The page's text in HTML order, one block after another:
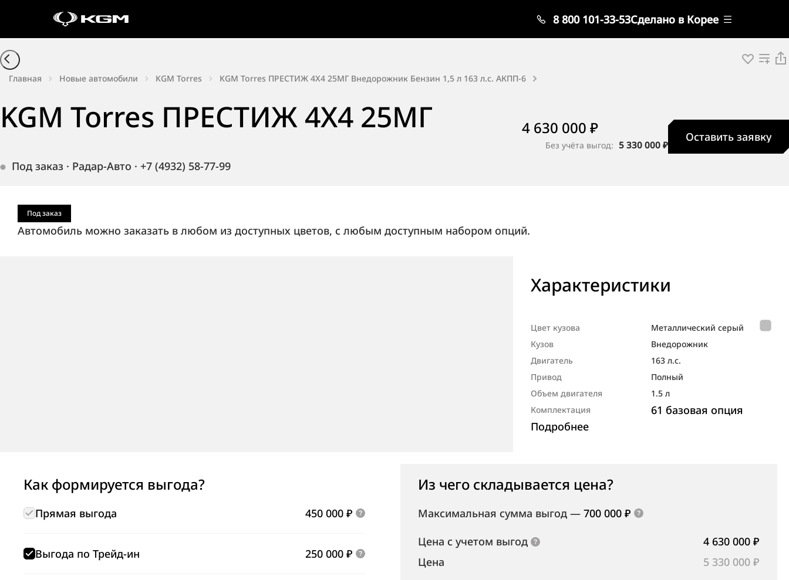
8 800 101-33-53Сделано в Корее
Главная Новые автомобили KGM Torres KGM Torres ПРЕСТИЖ 4X4 25МГ Внедорожник Бензин 1,5 л 163 л.с. АКПП-6
KGM Torres ПРЕСТИЖ 4X4 25МГ
Под заказ · Радар-Авто · +7 (4932) 58-77-99
4 630 000 ₽
Без учёта выгод: 5 330 000 ₽
Оставить заявку
Под заказ
Автомобиль можно заказать в любом из доступных цветов, с любым доступным набором опций.
Характеристики
Цвет кузова
Металлический серый
Кузов
Внедорож­ник
Двигатель
163 л.с.
Привод
Полный
Объем двигателя
1.5 л
Комплектация
61 базовая опция
Подробнее
Как формируется выгода?
450 000 ₽
Прямая выгода
250 000 ₽
Выгода по Трейд-ин
Из чего складывается цена?
Максимальная сумма выгод — 700 000 ₽
Цена с учетом выгод
4 630 000 ₽
Цена
5 330 000 ₽